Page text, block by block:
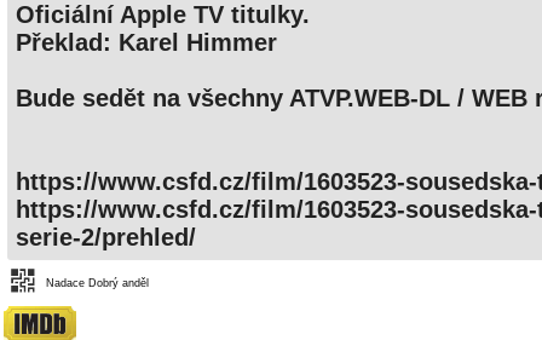
Oficiální Apple TV titulky.
Překlad: Karel Himmer
Bude sedět na všechny ATVP.WEB-DL / WEB
https://www.csfd.cz/film/1603523-
https://www.csfd.cz/film/1603523-
serie-2/prehled/
Nadace Dobrý anděl